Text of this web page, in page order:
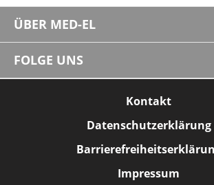
ÜBER MED-EL
FOLGE UNS
Kontakt
Datenschutzerklärung
Impressum